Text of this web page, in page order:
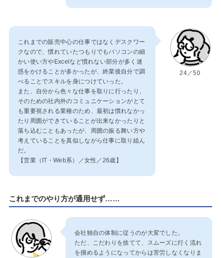
これまでの販売中心の仕事ではなくデスクワー
クなので、慣れていたつもりでもパソコンの細
かい使い方やExcelなど慣れない部分が多く迷
惑をかけることが多かったが、終業後自分で調
べることでスキルを身につけていった。
また、自分から色々な仕事を取りに行ったり、
そのための社内外のコミュニケーションがとて
も重要視される業種のため、最初は慣れなかっ
たり周囲ができていることが出来なかったりと
落ち込むこともあったが、周囲の振る舞い方や
考えていることを真似しながら仕事に取り組ん
だ。
【営業（IT・Web系）／女性／26歳】
24／50
これまでのやり方が通用せず……
会社独自の体制に従うのが大変でした。
ただ、こだわりを捨てて、スムーズに行く流れ
を掴めるようになってからは苦労しなくなりま